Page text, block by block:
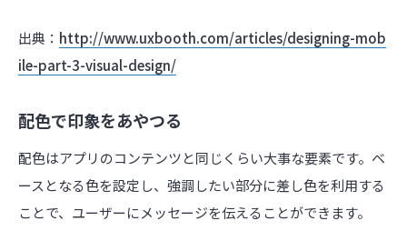
出典： http://www.uxbooth.com/articles/designing-mob
ile-part-3-visual-design/
配色で印象をあやつる
配色はアプリのコンテンツと同じくらい大事な要素です。ベ
ースとなる色を設定し、強調したい部分に差し色を利用する
ことで、ユーザーにメッセージを伝えることができます。